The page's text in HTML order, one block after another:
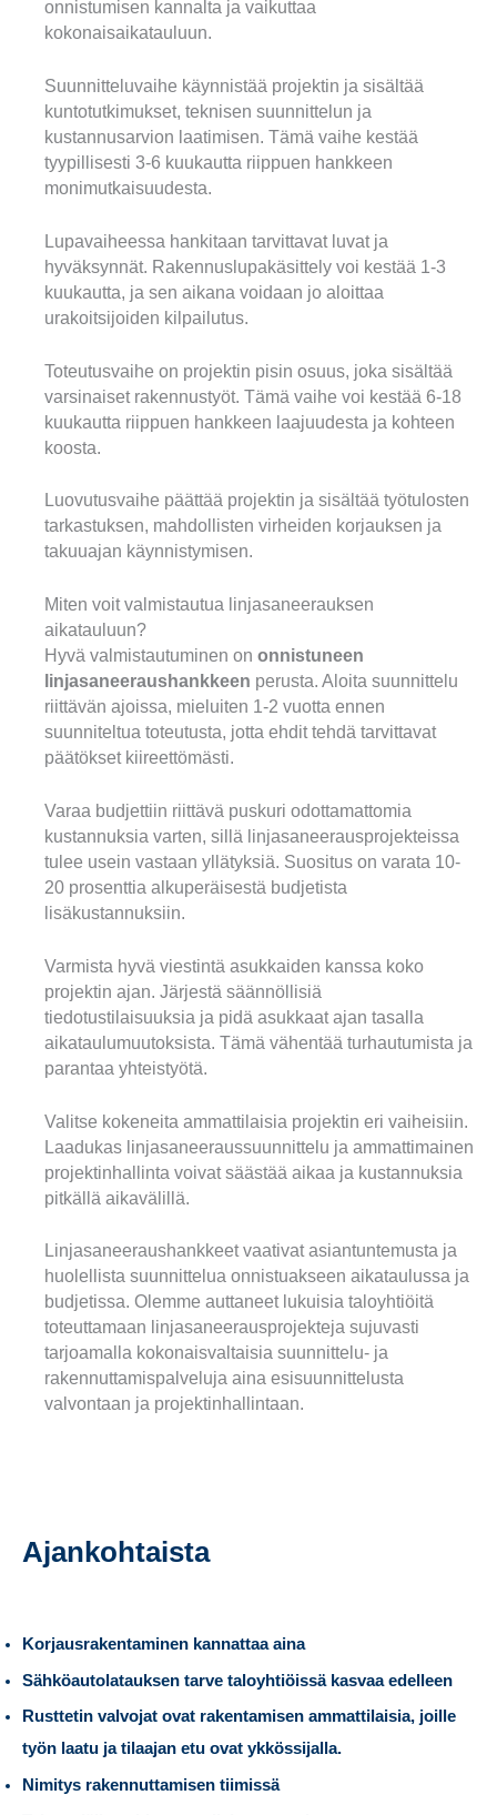
onnistumisen kannalta ja vaikuttaa
kokonaisaikatauluun.
Suunnitteluvaihe käynnistää projektin ja sisältää
kuntotutkimukset, teknisen suunnittelun ja
kustannusarvion laatimisen. Tämä vaihe kestää
tyypillisesti 3-6 kuukautta riippuen hankkeen
monimutkaisuudesta.
Lupavaiheessa hankitaan tarvittavat luvat ja
hyväksynnät. Rakennuslupakäsittely voi kestää 1-3
kuukautta, ja sen aikana voidaan jo aloittaa
urakoitsijoiden kilpailutus.
Toteutusvaihe on projektin pisin osuus, joka sisältää
varsinaiset rakennustyöt. Tämä vaihe voi kestää 6-18
kuukautta riippuen hankkeen laajuudesta ja kohteen
koosta.
Luovutusvaihe päättää projektin ja sisältää työtulosten
tarkastuksen, mahdollisten virheiden korjauksen ja
takuuajan käynnistymisen.
Miten voit valmistautua linjasaneerauksen
aikatauluun?
Hyvä valmistautuminen on onnistuneen
linjasaneeraushankkeen perusta. Aloita suunnittelu
riittävän ajoissa, mieluiten 1-2 vuotta ennen
suunniteltua toteutusta, jotta ehdit tehdä tarvittavat
päätökset kiireettömästi.
Varaa budjettiin riittävä puskuri odottamattomia
kustannuksia varten, sillä linjasaneerausprojekteissa
tulee usein vastaan yllätyksiä. Suositus on varata 10-
20 prosenttia alkuperäisestä budjetista
lisäkustannuksiin.
Varmista hyvä viestintä asukkaiden kanssa koko
projektin ajan. Järjestä säännöllisiä
tiedotustilaisuuksia ja pidä asukkaat ajan tasalla
aikataulumuutoksista. Tämä vähentää turhautumista ja
parantaa yhteistyötä.
Valitse kokeneita ammattilaisia projektin eri vaiheisiin.
Laadukas linjasaneeraussuunnittelu ja ammattimainen
projektinhallinta voivat säästää aikaa ja kustannuksia
pitkällä aikavälillä.
Linjasaneeraushankkeet vaativat asiantuntemusta ja
huolellista suunnittelua onnistuakseen aikataulussa ja
budjetissa. Olemme auttaneet lukuisia taloyhtiöitä
toteuttamaan linjasaneerausprojekteja sujuvasti
tarjoamalla kokonaisvaltaisia suunnittelu- ja
rakennuttamispalveluja aina esisuunnittelusta
valvontaan ja projektinhallintaan.
Ajankohtaista
Korjausrakentaminen kannattaa aina
Sähköautolatauksen tarve taloyhtiöissä kasvaa edelleen
Rusttetin valvojat ovat rakentamisen ammattilaisia, joille
työn laatu ja tilaajan etu ovat ykkössijalla.
Nimitys rakennuttamisen tiimissä